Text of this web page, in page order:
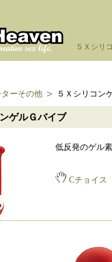
５Ｘシリ
ターその他 ５Ｘシリコン
ゲルＧバイブ
低反発のゲル
Cチョイス